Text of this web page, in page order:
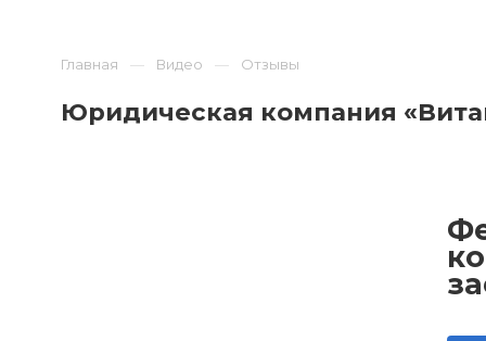
Главная Видео Отзывы
Юридическая компания